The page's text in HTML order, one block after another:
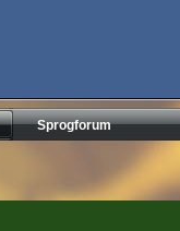
Sprogforum